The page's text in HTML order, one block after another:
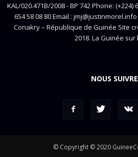
KAL/020.471B/2008 - BP 742 Phone: (+224)
654 58 08 80 Email :
Conakry – République de Guinée Site
2018. La Guinée sur
NOUS SUIVRE
© Copyright © 2020